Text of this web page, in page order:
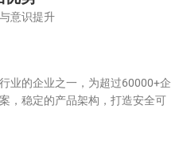
意识提升
业的企业之一，为超过60000+企
，稳定的产品架构，打造安全可